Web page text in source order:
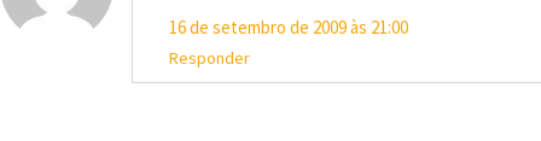
16 de setembro de 2009 às 21:00
Responder